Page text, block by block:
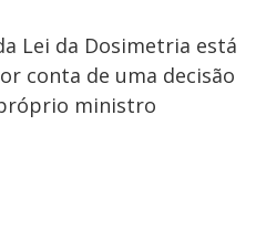
Lei da Dosimetria está
conta de uma decisão
ministro